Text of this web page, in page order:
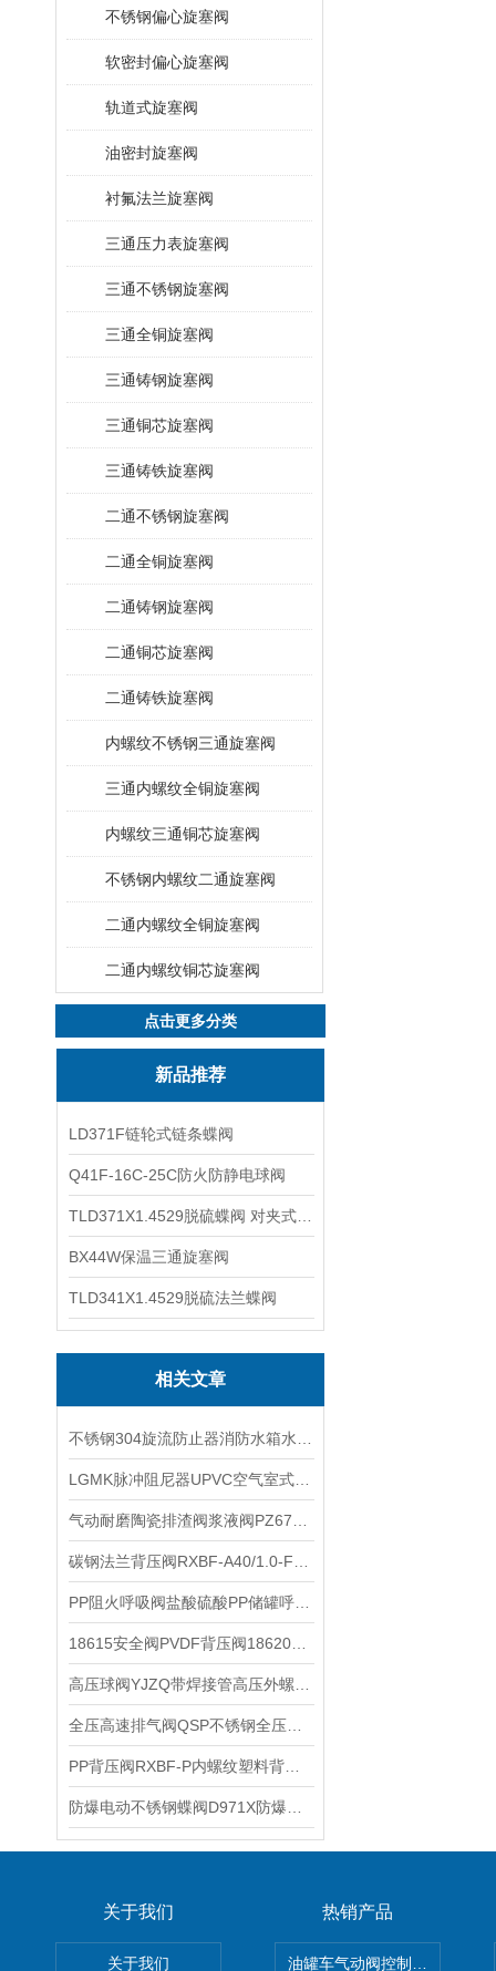
不锈钢偏心旋塞阀
软密封偏心旋塞阀
轨道式旋塞阀
油密封旋塞阀
衬氟法兰旋塞阀
三通压力表旋塞阀
三通不锈钢旋塞阀
三通全铜旋塞阀
三通铸钢旋塞阀
三通铜芯旋塞阀
三通铸铁旋塞阀
二通不锈钢旋塞阀
二通全铜旋塞阀
二通铸钢旋塞阀
二通铜芯旋塞阀
二通铸铁旋塞阀
内螺纹不锈钢三通旋塞阀
三通内螺纹全铜旋塞阀
内螺纹三通铜芯旋塞阀
不锈钢内螺纹二通旋塞阀
二通内螺纹全铜旋塞阀
二通内螺纹铜芯旋塞阀
点击更多分类
新品推荐
LD371F链轮式链条蝶阀
Q41F-16C-25C防火防静电球阀
BX44W保温三通旋塞阀
TLD341X1.4529脱硫法兰蝶阀
相关文章
关于我们
关于我们
热销产品
油罐车气动阀控制气动组合